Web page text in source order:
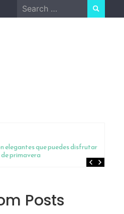
Search
for:
elegantes que puedes disfrutar
primavera
Posts